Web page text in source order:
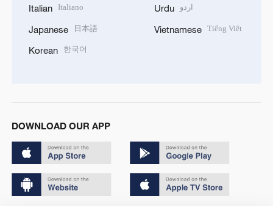
Italian Italiano
Japanese 日本語
Korean 한국어
Urdu اردو
Vietnamese Tiếng Việt
DOWNLOAD OUR APP